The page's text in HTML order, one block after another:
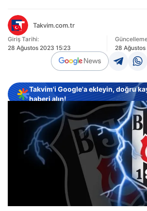
Takvim.com.tr
Giriş Tarihi:
28 Ağustos 2023 15:23
28
Takvim'i Google'a ekleyin, doğru
haberi alın!